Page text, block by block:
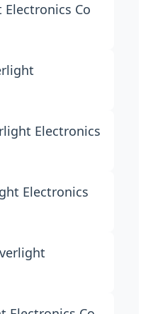
Electronics Co
Electronics
Electronics